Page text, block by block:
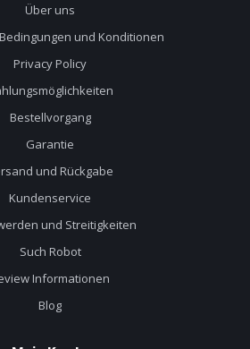
Über uns
und Konditionen
Privacy Policy
Bestellvorgang
Garantie
und Rückgabe
Kundenservice
und Streitigkeiten
Such Robot
Informationen
Blog